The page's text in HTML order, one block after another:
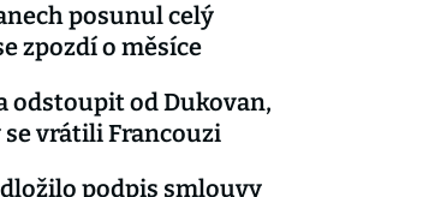
posunul celý
zpozdí o měsíce
odstoupit od Dukovan,
vrátili Francouzi
podpis smlouvy